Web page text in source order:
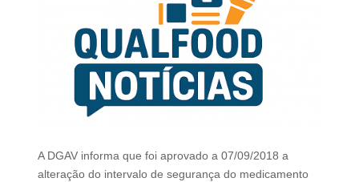
A DGAV informa que foi aprovado a 07/09/2018 a
alteração do intervalo de segurança do medicamento